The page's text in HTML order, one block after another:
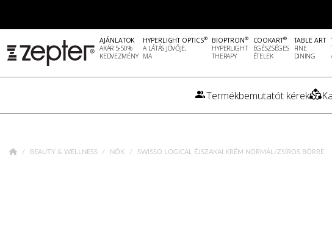
AJÁNLATOK
AKÁR 5-50%
KEDVEZMÉNY
HYPERLIGHT OPTICS®
A LÁTÁS JÖVŐJE,
MA
BIOPTRON®
HYPERLIGHT
THERAPY
COOKART®
EGÉSZSÉGES
ÉTELEK
TABLE ART
FINE
DINING
Termékbemutatót kérek
BEAUTY & WELLNESS NŐK SWISSO LOGICAL ÉJSZAKAI KRÉM NORMÁL/ZSÍROS BŐRRE